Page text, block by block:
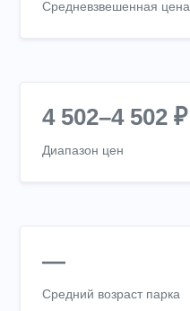
Средневзвешенная цена
4 502–4 502 ₽
Диапазон цен
—
Средний возраст парка